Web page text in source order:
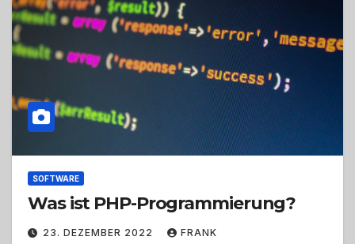
SOFTWARE
Was ist PHP-Programmierung?
23. DEZEMBER 2022 FRANK